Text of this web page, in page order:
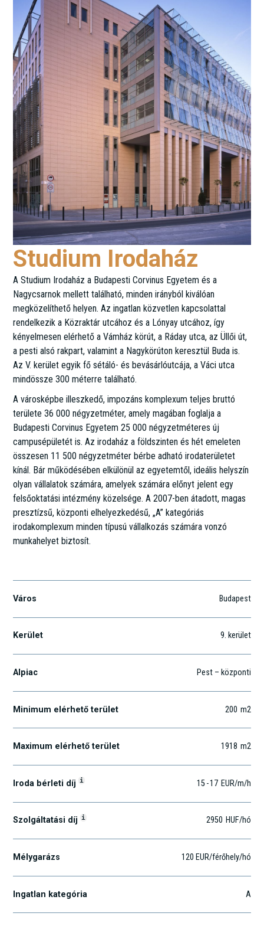
Studium Irodaház
A Studium Irodaház a Budapesti Corvinus Egyetem és a
Nagycsarnok mellett található, minden irányból kiválóan
megközelíthető helyen. Az ingatlan közvetlen kapcsolattal
rendelkezik a Közraktár utcához és a Lónyay utcához, így
kényelmesen elérhető a Vámház körút, a Ráday utca, az Üllői út,
a pesti alsó rakpart, valamint a Nagykörúton keresztül Buda is.
Az V. kerület egyik fő sétáló- és bevásárlóutcája, a Váci utca
mindössze 300 méterre található.
A városképbe illeszkedő, impozáns komplexum teljes bruttó
területe 36 000 négyzetméter, amely magában foglalja a
Budapesti Corvinus Egyetem 25 000 négyzetméteres új
campusépületét is. Az irodaház a földszinten és hét emeleten
összesen 11 500 négyzetméter bérbe adható irodaterületet
kínál. Bár működésében elkülönül az egyetemtől, ideális helyszín
olyan vállalatok számára, amelyek számára előnyt jelent egy
felsőoktatási intézmény közelsége. A 2007-ben átadott, magas
presztízsű, központi elhelyezkedésű, „A” kategóriás
irodakomplexum minden típusú vállalkozás számára vonzó
munkahelyet biztosít.
Város Budapest
Kerület 9. kerület
Alpiac Pest – központi
Minimum elérhető terület 200 m2
Maximum elérhető terület 1918 m2
Iroda bérleti díj i 15-17 EUR/m/h
Szolgáltatási díj i 2950 HUF/hó
Mélygarázs 120 EUR/férőhely/hó
Ingatlan kategória A